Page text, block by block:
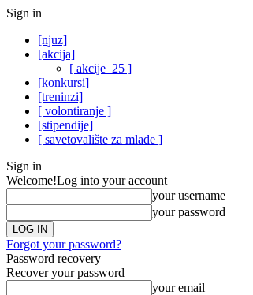
Sign in
[njuz]
[akcija]
[ akcije_25 ]
[konkursi]
[treninzi]
[ volontiranje ]
[stipendije]
[ savetovalište za mlade ]
Sign in
Welcome!Log into your account
your username
your password
Forgot your password?
Password recovery
Recover your password
your email